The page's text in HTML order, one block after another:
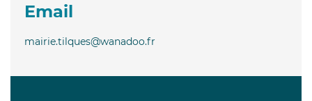
Email
mairie.tilques@wanadoo.fr